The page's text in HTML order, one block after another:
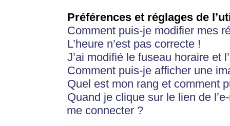
Préférences et réglages de
Comment puis-je modifier mes
L’heure n’est pas correcte !
J’ai modifié le fuseau horaire et
Comment puis-je afficher une
Quel est mon rang et comment
Quand je clique sur le lien de
me connecter ?